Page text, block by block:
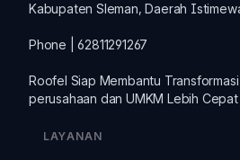
Kabupaten Sleman, Daerah
Phone | 62811291267
Roofel Siap Membantu
perusahaan danUMKM Lebih
LAYANAN